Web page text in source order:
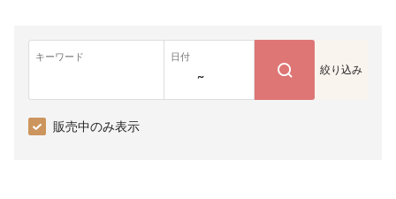
キーワード 日付
~ 絞り込み
販売中のみ表示